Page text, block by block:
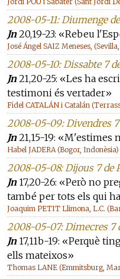
2008-05-11: Diumenge
Jn20,19-23: «Rebeu
José Ángel SAIZ Meneses,
2008-05-10: Dissabte 7
Jn21,20-25: «Les ha
testimoni és vertader»
Fidel CATALÁN i Catalán
2008-05-09: Divendres 7
Jn21,15-19: «M'estimes
Habel JADERA (Bogor, Indonèsia)
2008-05-08: Dijous 7 de
Jn17,20-26: «Però no
també per tots els qui
Joaquim PETIT Llimona, L.C.
2008-05-07: Dimecres 7
Jn17,11b-19: «Perquè
ells mateixos»
Thomas LANE (Emmitsburg,